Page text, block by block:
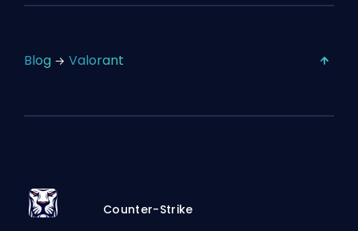
Blog Valorant
Counter-Strike